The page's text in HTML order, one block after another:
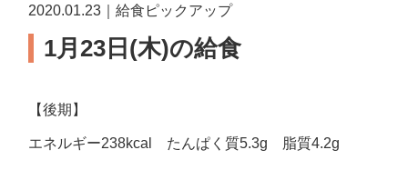
2020.01.23｜給食ピックアップ
1月23日(木)の給食
【後期】
エネルギー238kcal たんぱく質5.3g 脂質4.2g